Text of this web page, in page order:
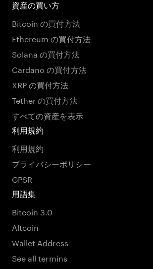
資産の買い方
Bitcoin の買付方法
Ethereum の買付方法
Solana の買付方法
Cardano の買付方法
XRP の買付方法
Tether の買付方法
すべての資産を表示
利用規約
利用規約
プライバシーポリシー
GPSR
用語集
Bitcoin 3.0
Altcoin
Wallet Address
See all termins